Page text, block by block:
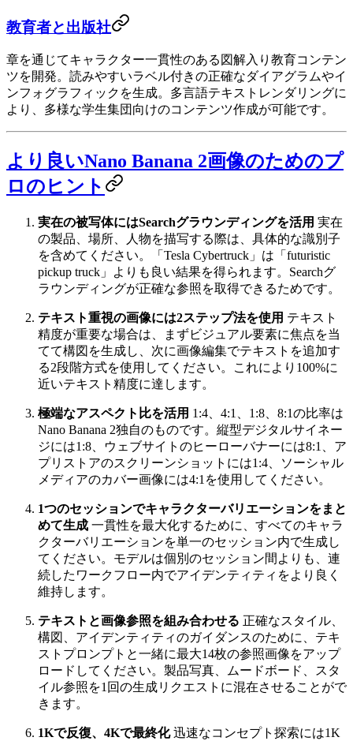
教育者と出版社
章を通じてキャラクター一貫性のある図解入り教育コンテン
ツを開発。読みやすいラベル付きの正確なダイアグラムやイ
ンフォグラフィックを生成。多言語テキストレンダリングに
より、多様な学生集団向けのコンテンツ作成が可能です。
より良いNano Banana 2画像のためのプ
ロのヒント
実在の被写体にはSearchグラウンディングを活用 実在
の製品、場所、人物を描写する際は、具体的な識別子
を含めてください。「Tesla Cybertruck」は「futuristic
pickup truck」よりも良い結果を得られます。Searchグ
ラウンディングが正確な参照を取得できるためです。
テキスト重視の画像には2ステップ法を使用 テキスト
精度が重要な場合は、まずビジュアル要素に焦点を当
てて構図を生成し、次に画像編集でテキストを追加す
る2段階方式を使用してください。これにより100%に
近いテキスト精度に達します。
極端なアスペクト比を活用 1:4、4:1、1:8、8:1の比率は
Nano Banana 2独自のものです。縦型デジタルサイネー
ジには1:8、ウェブサイトのヒーローバナーには8:1、ア
プリストアのスクリーンショットには1:4、ソーシャル
メディアのカバー画像には4:1を使用してください。
1つのセッションでキャラクターバリエーションをまと
めて生成 一貫性を最大化するために、すべてのキャラ
クターバリエーションを単一のセッション内で生成し
てください。モデルは個別のセッション間よりも、連
続したワークフロー内でアイデンティティをより良く
維持します。
テキストと画像参照を組み合わせる 正確なスタイル、
構図、アイデンティティのガイダンスのために、テキ
ストプロンプトと一緒に最大14枚の参照画像をアップ
ロードしてください。製品写真、ムードボード、スタ
イル参照を1回の生成リクエストに混在させることがで
きます。
1Kで反復、4Kで最終化迅速なコンセプト探索には1K